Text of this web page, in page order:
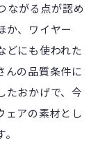
ながる点が認め
か、ワイヤー
どにも使われた
んの品質条件に
たおかげで、今
ェアの素材とし